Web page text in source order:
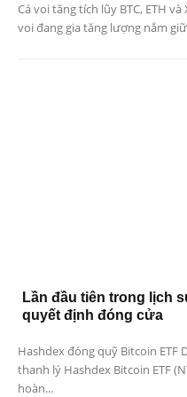
Cá voi tăng tích lũy BTC, ETH
voi đang gia tăng lượng nắm
Lần đầu tiên trong lịch
quyết định đóng cửa
Hashdex đóng quỹ Bitcoin ETF
thanh lý Hashdex Bitcoin ETF
hoàn...